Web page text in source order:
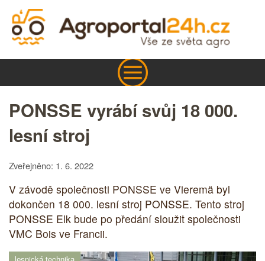
PONSSE vyrábí svůj 18 000.
lesní stroj
Zveřejněno: 1. 6. 2022
V závodě společnosti PONSSE ve Vieremä byl
dokončen 18 000. lesní stroj PONSSE. Tento stroj
PONSSE Elk bude po předání sloužit společnosti
VMC Bois ve Francii.